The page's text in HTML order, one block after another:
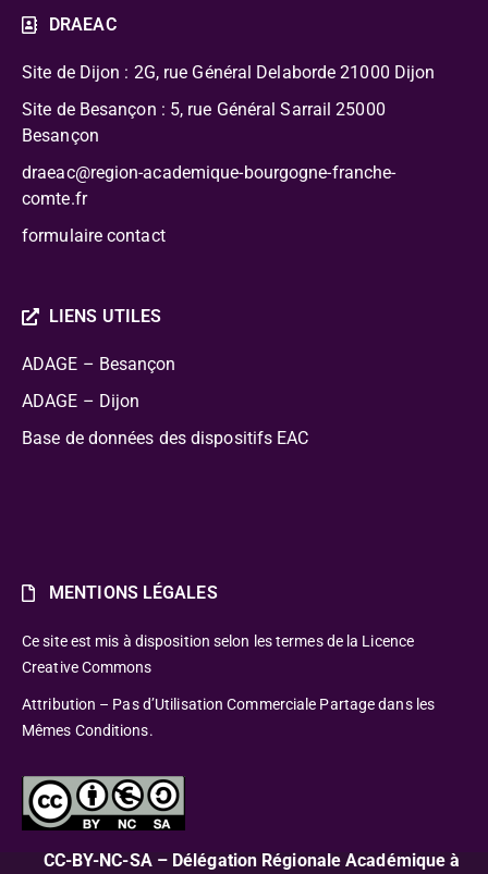
DRAEAC
Site de Dijon : 2G, rue Général Delaborde 21000 Dijon
Site de Besançon : 5, rue Général Sarrail 25000
Besançon
draeac@region-academique-bourgogne-franche-
comte.fr
formulaire contact
LIENS UTILES
ADAGE – Besançon
ADAGE – Dijon
Base de données des dispositifs EAC
MENTIONS LÉGALES
Ce site est mis à disposition selon les termes de la Licence
Creative Commons
Attribution – Pas d’Utilisation Commerciale Partage dans les
Mêmes Conditions.
CC-BY-NC-SA – Délégation Régionale Académique à